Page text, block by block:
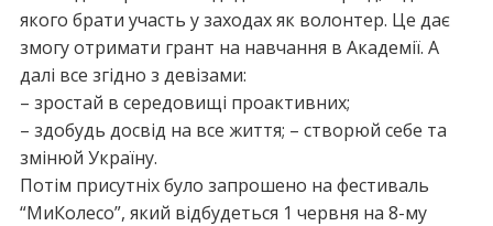
якого брати участь у заходах як волонтер. Це дає
змогу отримати грант на навчання в Академії. А
далі все згідно з девізами:
– зростай в середовищі проактивних;
– здобудь досвід на все життя; – створюй себе та
змінюй Україну.
Потім присутніх було запрошено на фестиваль
“МиКолесо”, який відбудеться 1 червня на 8-му